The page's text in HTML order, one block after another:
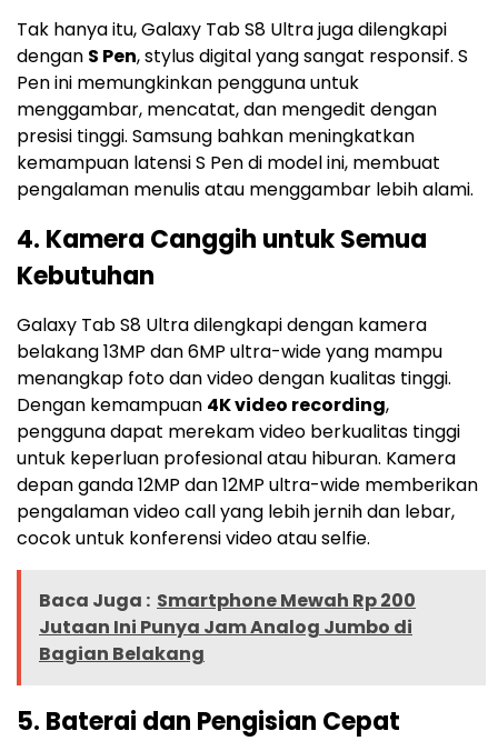
Tak hanya itu, Galaxy Tab S8 Ultra juga dilengkapi
dengan S Pen, stylus digital yang sangat responsif. S
Pen ini memungkinkan pengguna untuk
menggambar, mencatat, dan mengedit dengan
presisi tinggi. Samsung bahkan meningkatkan
kemampuan latensi S Pen di model ini, membuat
pengalaman menulis atau menggambar lebih alami.
4. Kamera Canggih untuk Semua
Kebutuhan
Galaxy Tab S8 Ultra dilengkapi dengan kamera
belakang 13MP dan 6MP ultra-wide yang mampu
menangkap foto dan video dengan kualitas tinggi.
Dengan kemampuan 4K video recording,
pengguna dapat merekam video berkualitas tinggi
untuk keperluan profesional atau hiburan. Kamera
depan ganda 12MP dan 12MP ultra-wide memberikan
pengalaman video call yang lebih jernih dan lebar,
cocok untuk konferensi video atau selfie.
Baca Juga : Smartphone Mewah Rp 200
Jutaan Ini Punya Jam Analog Jumbo di
Bagian Belakang
5. Baterai dan Pengisian Cepat